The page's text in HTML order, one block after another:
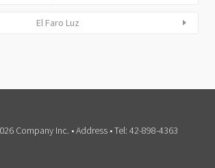
El Faro Luz
Company Inc. • Address • Tel: 42-898-4363